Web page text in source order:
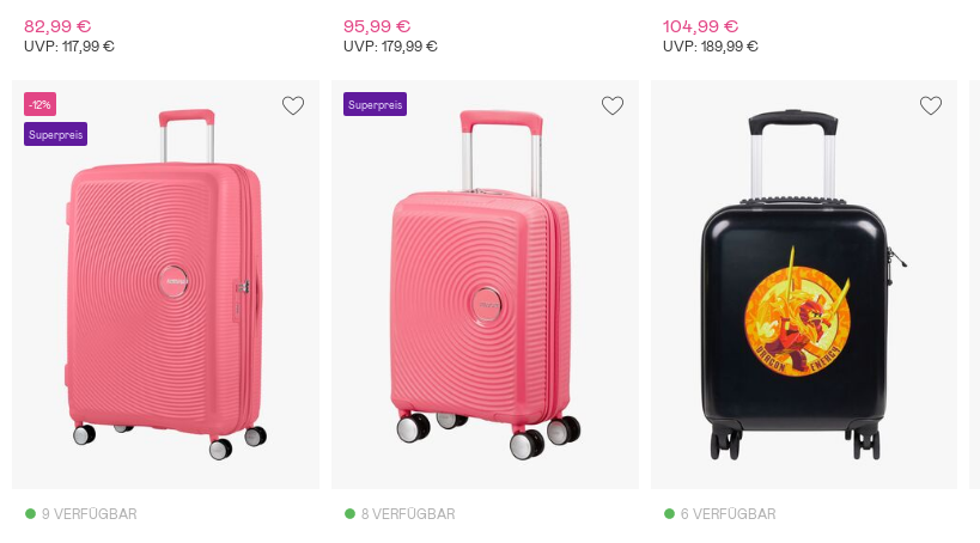
82,99 €
UVP: 117,99 €
95,99 €
UVP: 179,99 €
104,99 €
UVP: 189,99 €
-12%
Superpreis
9 VERFÜGBAR
Superpreis
8 VERFÜGBAR 6 VERFÜGBAR